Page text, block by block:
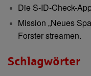
Die S-ID-Check-
Mission „Neues
Forster streamen.
Schlagwörter